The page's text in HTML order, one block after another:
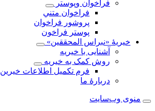
فراخوان‌ وپوستر
فراخوان متني
پروشور فراخوان
پوستر فراخون
خيريهٔ «نبراس المحققين»
آشنایی با خیریه
روش کمک به خیریه
فرم تکمیل اطلاعات خیرین
دربارهٔ ما
منوی وب‌سایت